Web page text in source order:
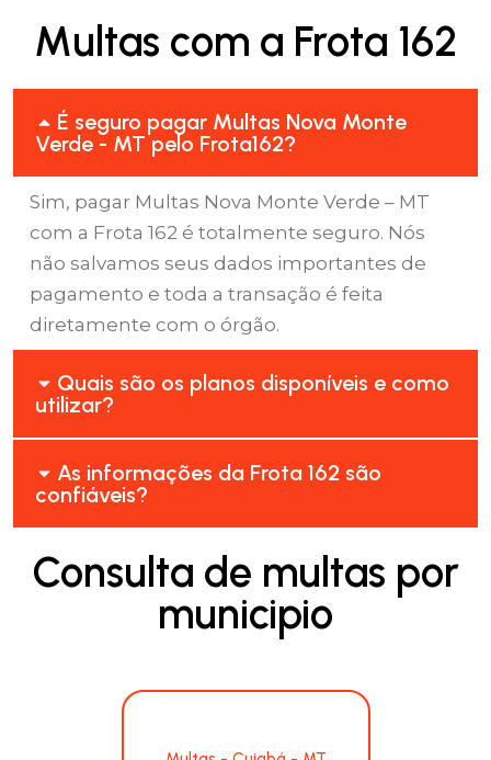
Multas com a Frota 162
É seguro pagar Multas Nova Monte
Verde - MT pelo Frota162?
Sim, pagar Multas Nova Monte Verde – MT
com a Frota 162 é totalmente seguro. Nós
não salvamos seus dados importantes de
pagamento e toda a transação é feita
diretamente com o órgão.
Quais são os planos disponíveis e como
utilizar?
As informações da Frota 162 são
confiáveis?
Consulta de multas por
municipio